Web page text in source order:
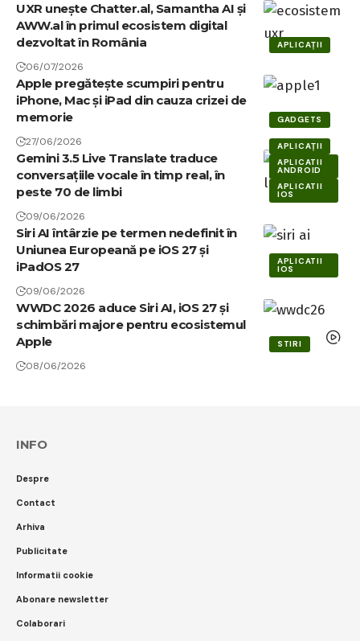
APLICAȚII
UXR unește Chatter.al, Samantha AI și
AWW.al în primul ecosistem digital
dezvoltat în România
06/07/2026
GADGETS
Apple pregătește scumpiri pentru
iPhone, Mac și iPad din cauza crizei de
memorie
27/06/2026
APLICAȚII
APLICATII
ANDROID
APLICATII
IOS
Gemini 3.5 Live Translate traduce
conversațiile vocale în timp real, în
peste 70 de limbi
09/06/2026
APLICATII
IOS
Siri AI întârzie pe termen nedefinit în
Uniunea Europeană pe iOS 27 și
iPadOS 27
09/06/2026
STIRI
WWDC 2026 aduce Siri AI, iOS 27 și
schimbări majore pentru ecosistemul
Apple
08/06/2026
INFO
Despre
Contact
Arhiva
Publicitate
Informatii cookie
Abonare newsletter
Colaborari